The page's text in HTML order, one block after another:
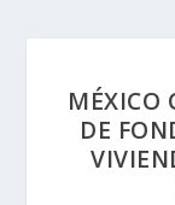
MÉXICO
DE